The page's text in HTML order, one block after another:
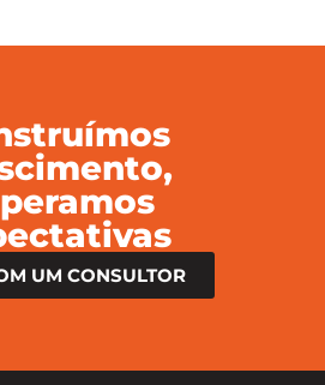
UM CONSULTOR